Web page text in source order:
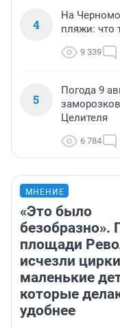
4
На
пляжи: что
9 339
5
Погода 9
Целителя
6 784
МНЕНИЕ
«Это было
безобразно».
площади
исчезли
маленькие
которые
удобнее